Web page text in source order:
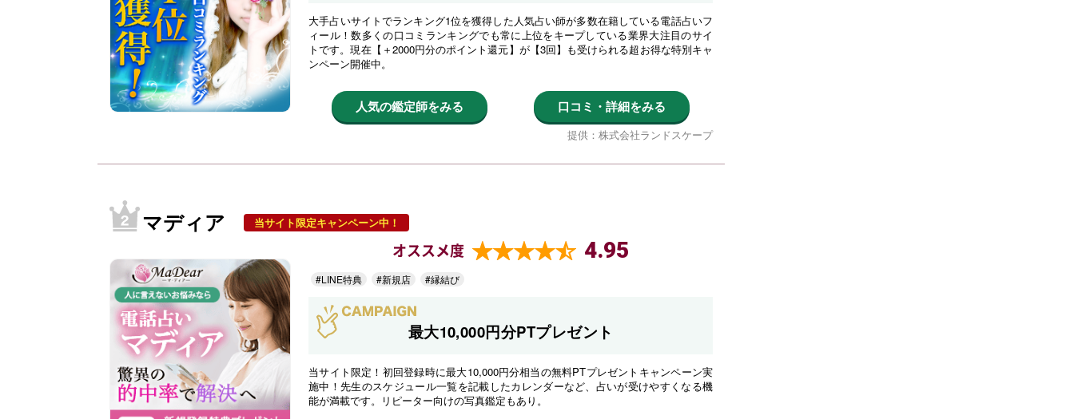
大手占いサイトでランキング1位を獲得した人気占い師が多数在籍している電話占いフ
ィール！数多くの口コミランキングでも常に上位をキープしている業界大注目のサイ
トです。現在【＋2000円分のポイント還元】が【3回】も受けられる超お得な特別キャ
ンペーン開催中。
人気の鑑定師をみる 口コミ・詳細をみる
提供：株式会社ランドスケープ
マディア 当サイト限定キャンペーン中！
オススメ度 4.95
#LINE特典 #新規店 #縁結び
最大10,000円分PTプレゼント
当サイト限定！初回登録時に最大10,000円分相当の無料PTプレゼントキャンペーン実
施中！先生のスケジュール一覧を記載したカレンダーなど、占いが受けやすくなる機
能が満載です。リピーター向けの写真鑑定もあり。